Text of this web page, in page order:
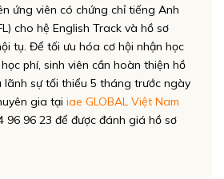
ứng viên có chứng chỉ tiếng Anh
cho hệ English Track và hồ sơ
tụ. Để tối ưu hóa cơ hội nhận học
phí, sinh viên cần hoàn thiện hồ
lãnh sự tối thiểu 5 tháng trước ngày
gia tại iae GLOBAL Việt Nam
96 96 23 để được đánh giá hồ sơ